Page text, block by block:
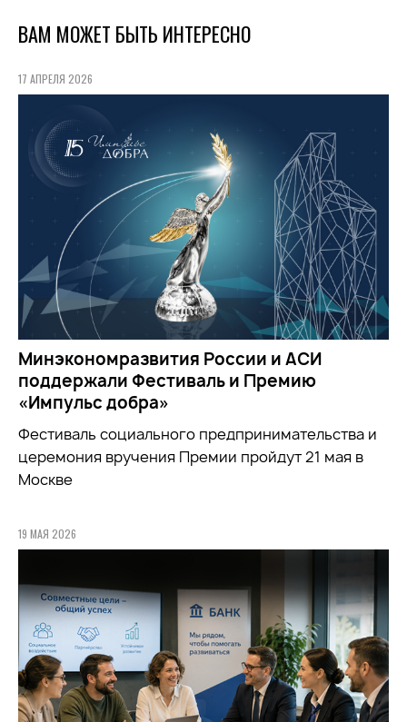
ВАМ МОЖЕТ БЫТЬ ИНТЕРЕСНО
17 АПРЕЛЯ 2026
Минэкономразвития России и АСИ
поддержали Фестиваль и Премию
«Импульс добра»
Фестиваль социального предпринимательства и
церемония вручения Премии пройдут 21 мая в
Москве
19 МАЯ 2026